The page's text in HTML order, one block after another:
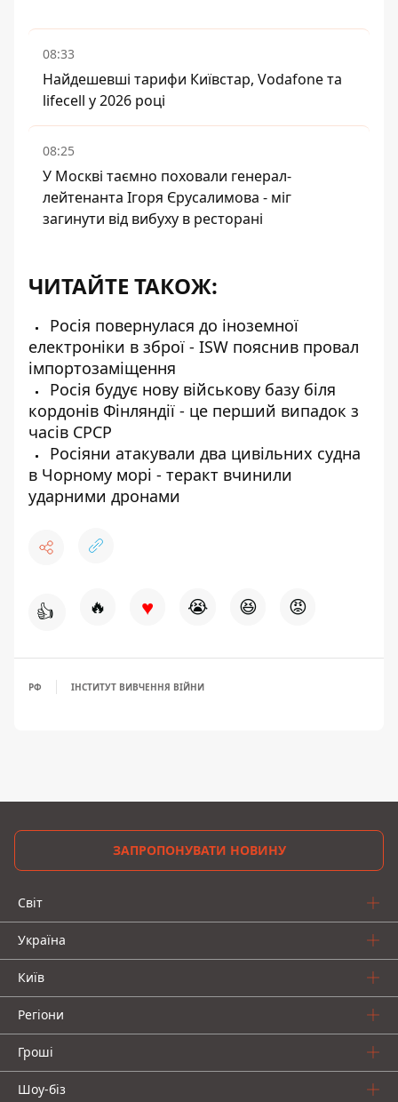
08:33
Найдешевші тарифи Київстар, Vodafone та
lifecell у 2026 році
08:25
У Москві таємно поховали генерал-
лейтенанта Ігоря Єрусалимова - міг
загинути від вибуху в ресторані
ЧИТАЙТЕ ТАКОЖ:
Росія повернулася до іноземної
електроніки в зброї - ISW пояснив провал
імпортозаміщення
Росія будує нову військову базу біля
кордонів Фінляндії - це перший випадок з
часів СРСР
Росіяни атакували два цивільних судна
в Чорному морі - теракт вчинили
ударними дронами
👍 🔥 ♥ 😭 😆 😡
РФ ІНСТИТУТ ВИВЧЕННЯ ВІЙНИ
ЗАПРОПОНУВАТИ НОВИНУ
Світ
Україна
Київ
Регіони
Гроші
Шоу-біз